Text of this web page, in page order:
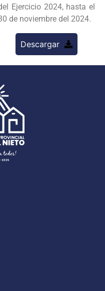
Ejercicio 2024, hasta el
de noviembre del 2024.
Descargar